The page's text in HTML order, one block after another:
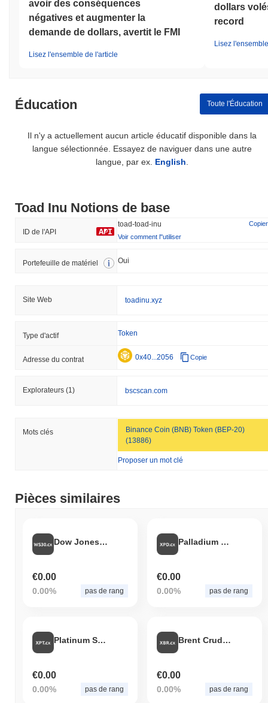
avoir des conséquences
négatives et augmenter la
demande de dollars, avertit le FMI
Lisez l'ensemble de l'article
dollars
record
Lisez
Éducation Toute l'Éducation
Il n'y a actuellement aucun article éducatif disponible dans la
langue sélectionnée. Essayez de naviguer dans une autre
langue, par ex. English
Toad Inu Notions de base
ID de l'API
toad-toad-inu
Copier
Voir comment l''utiliser
Portefeuille de matériel Oui
Site Web toadinu.xyz
Type d'actif Token
Adresse du contrat 0x40...2056 Copie
Explorateurs (1) bscscan.com
Mots clés
Binance Coin (BNB) Token (BEP-20)
(13886)
Proposer un mot clé
Pièces similaires
Dow Jones 30 Token
€0.00
0.00% pas de rang
Palladium Spot Token
€0.00
0.00% pas de rang
Platinum Spot Token
€0.00
0.00% pas de rang
Brent Crude Oil Spot
€0.00
0.00% pas de rang